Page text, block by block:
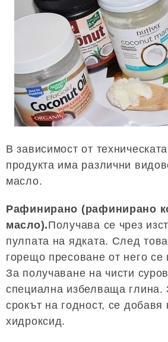
В зависимост от
продукта има различни
масло.
Рафинирано (рафинирано
масло).Получава се чрез
пулпата на ядката. След
горещо пресоване от него се
За получаване на чисти
специална избелваща глина.
срокът на годност, се добавя
хидроксид.